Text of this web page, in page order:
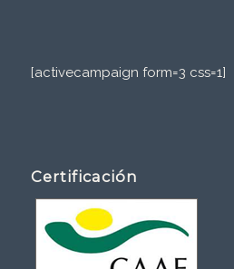
[activecampaign form=3 css=1]
Certificación